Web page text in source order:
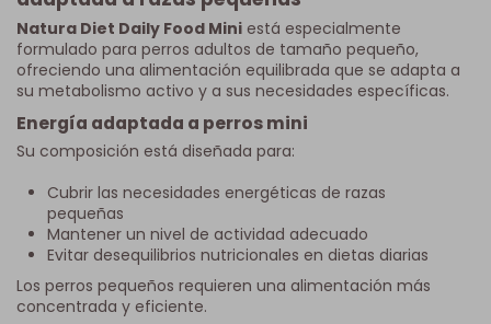
Natura Diet Daily Food Mini está especialmente
formulado para perros adultos de tamaño pequeño,
ofreciendo una alimentación equilibrada que se adapta a
su metabolismo activo y a sus necesidades específicas.
Energía adaptada a perros mini
Su composición está diseñada para:
Cubrir las necesidades energéticas de razas
pequeñas
Mantener un nivel de actividad adecuado
Evitar desequilibrios nutricionales en dietas diarias
Los perros pequeños requieren una alimentación más
concentrada y eficiente.